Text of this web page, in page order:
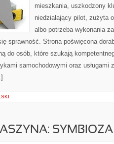
mieszkania, uszkodzony
niedziałający pilot, zużyta
albo potrzeba wykonania
sprawność. Strona poświęcona
do osób, które szukają
samochodowymi oraz usługami
SYMBIOZA